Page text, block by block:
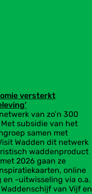
versterkt
van zo’n 300
Met subsidie van het
samen met
Wadden dit netwerk
waddenproduct
2026 gaan ze
online
-uitwisseling via o.a.
van Vijf en